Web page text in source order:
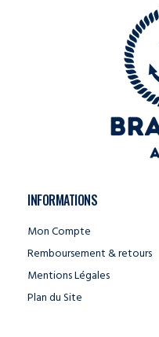
INFORMATIONS
Mon Compte
Remboursement & retours
Mentions Légales
Plan du Site